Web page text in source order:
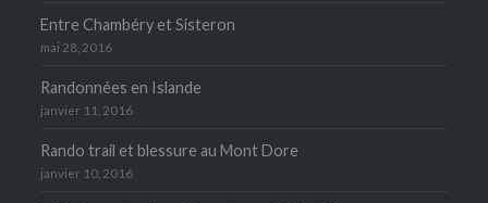
Entre Chambéry et Sisteron
mai 28, 2016
Randonnées en Islande
janvier 11, 2016
Rando trail et blessure au Mont Dore
janvier 10, 2016